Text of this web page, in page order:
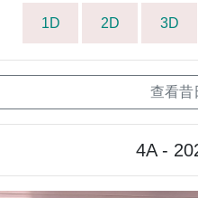
1D 2D 3D
查看昔
4A -